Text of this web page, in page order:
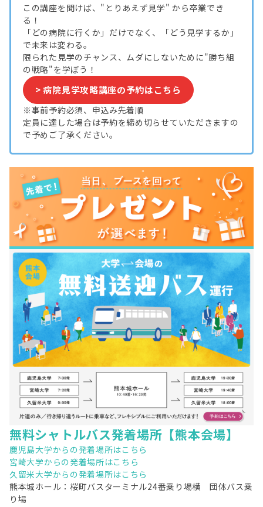
この講座を聞けば、"とりあえず見学" から卒業でき
る！
「どの病院に行くか」だけでなく、「どう見学するか」
で未来は変わる。
限られた見学のチャンス、ムダにしないために"勝ち組
の戦略"を学ぼう！
> 病院見学攻略講座の予約はこちら
※事前予約必須、申込み先着順
定員に達した場合は予約を締め切らせていただきますの
で予めご了承ください。
無料シャトルバス発着場所【熊本会場】
鹿児島大学からの発着場所はこちら
宮崎大学からの発着場所はこちら
久留米大学からの発着場所はこちら
熊本城ホール：桜町バスターミナル24番乗り場横 団体バス乗
り場